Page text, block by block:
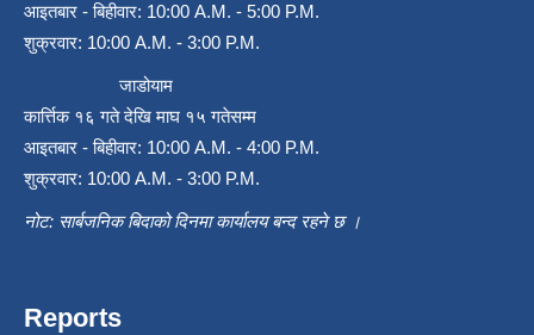
आइतबार - बिहीवार: 10:00 A.M. - 5:00 P.M.
शुक्रवार: 10:00 A.M. - 3:00 P.M.
जाडोयाम
कार्त्तिक १६ गते देखि माघ १५ गतेसम्म
आइतबार - बिहीवार: 10:00 A.M. - 4:00 P.M.
शुक्रवार: 10:00 A.M. - 3:00 P.M.
नोट: सार्बजनिक बिदाको दिनमा कार्यालय बन्द रहने छ ।
Reports